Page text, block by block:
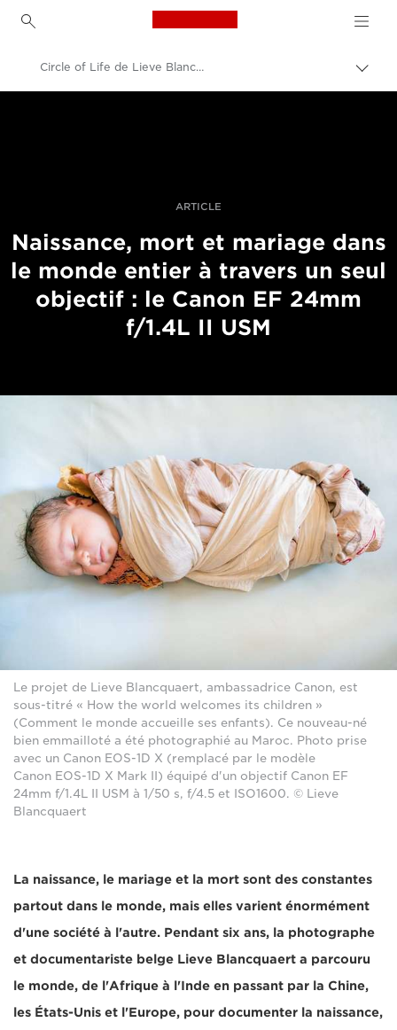
Canon Logo, back to
entre
Circle of Life de Lieve Blancquaert
ARTICLE
Naissance, mort et mariage dans
le monde entier à travers un seul
objectif : le Canon EF 24mm
f/1.4L II USM
Le projet de Lieve Blancquaert, ambassadrice Canon, est
sous-titré « How the world welcomes its children »
(Comment le monde accueille ses enfants). Ce nouveau-né
bien emmailloté a été photographié au Maroc. Photo prise
avec un Canon EOS-1D X (remplacé par le modèle
Canon EOS-1D X Mark II) équipé d'un objectif Canon EF
24mm f/1.4L II USM à 1/50 s, f/4.5 et ISO1600. © Lieve
Blancquaert
La naissance, le mariage et la mort sont des constantes
partout dans le monde, mais elles varient énormément
d'une société à l'autre. Pendant six ans, la photographe
et documentariste belge Lieve Blancquaert a parcouru
le monde, de l'Afrique à l'Inde en passant par la Chine,
les États-Unis et l'Europe, pour documenter la naissance,